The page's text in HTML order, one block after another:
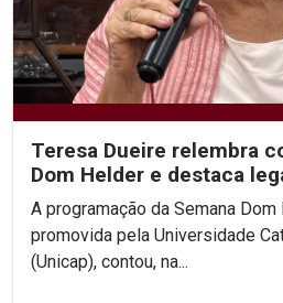
Teresa Dueire relembra
Dom Helder e destaca
Esperança na...
A programação da Semana Dom
promovida pela Universidade
(Unicap), contou, na...